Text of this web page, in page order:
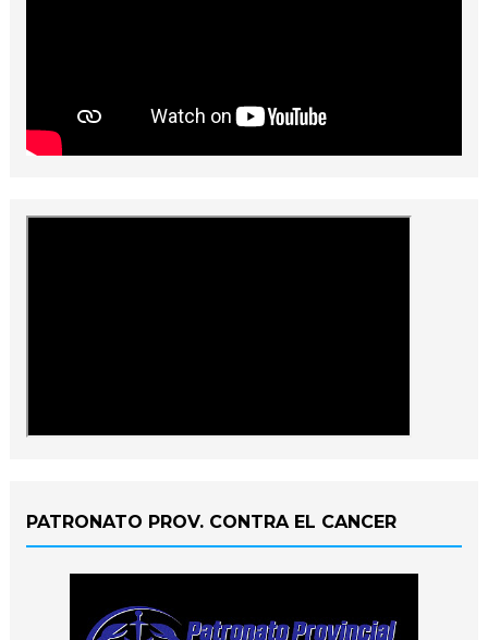
PATRONATO PROV. CONTRA EL CANCER